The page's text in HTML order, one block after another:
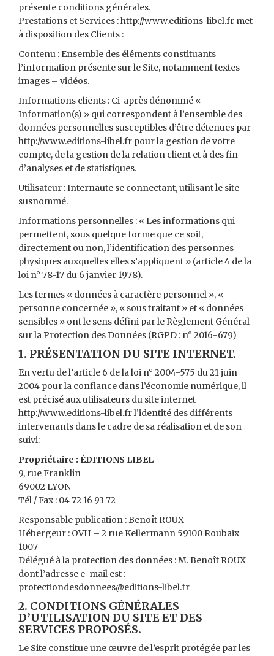
présente conditions générales.
Prestations et Services : http://www.editions-libel.fr met
à disposition des Clients :
Contenu : Ensemble des éléments constituants
l’information présente sur le Site, notamment textes –
images – vidéos.
Informations clients : Ci-après dénommé «
Information(s) » qui correspondent à l’ensemble des
données personnelles susceptibles d’être détenues par
http://www.editions-libel.fr pour la gestion de votre
compte, de la gestion de la relation client et à des fin
d’analyses et de statistiques.
Utilisateur : Internaute se connectant, utilisant le site
susnommé.
Informations personnelles : « Les informations qui
permettent, sous quelque forme que ce soit,
directement ou non, l’identification des personnes
physiques auxquelles elles s’appliquent » (article 4 de la
loi n° 78-17 du 6 janvier 1978).
Les termes « données à caractère personnel », «
personne concernée », « sous traitant » et « données
sensibles » ont le sens défini par le Règlement Général
sur la Protection des Données (RGPD : n° 2016-679)
1. PRÉSENTATION DU SITE INTERNET.
En vertu de l’article 6 de la loi n° 2004-575 du 21 juin
2004 pour la confiance dans l’économie numérique, il
est précisé aux utilisateurs du site internet
http://www.editions-libel.fr l’identité des différents
intervenants dans le cadre de sa réalisation et de son
suivi:
Propriétaire : ÉDITIONS LIBEL
9, rue Franklin
69002 LYON
Tél / Fax : 04 72 16 93 72
Responsable publication : Benoît ROUX
Hébergeur : OVH – 2 rue Kellermann 59100 Roubaix
1007
Délégué à la protection des données : M. Benoît ROUX
dont l’adresse e-mail est :
protectiondesdonnees@editions-libel.fr
2. CONDITIONS GÉNÉRALES
D’UTILISATION DU SITE ET DES
SERVICES PROPOSÉS.
Le Site constitue une œuvre de l’esprit protégée par les